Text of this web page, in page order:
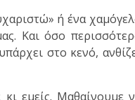
ή ένα
Και όσο
στο κενό,
εμείς. Μαθαίνουμε